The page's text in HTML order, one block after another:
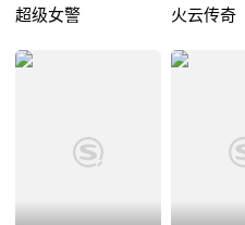
超级女警 火云传奇